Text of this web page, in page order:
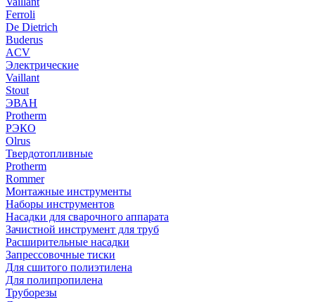
Ferroli
De Dietrich
Buderus
ACV
Электрические
Vaillant
Stout
ЭВАН
Protherm
РЭКО
Olrus
Твердотопливные
Protherm
Rommer
Монтажные инструменты
Наборы инструментов
Насадки для сварочного аппарата
Зачистной инструмент для труб
Расширительные насадки
Запрессовочные тиски
Для сшитого полиэтилена
Для полипропилена
Труборезы